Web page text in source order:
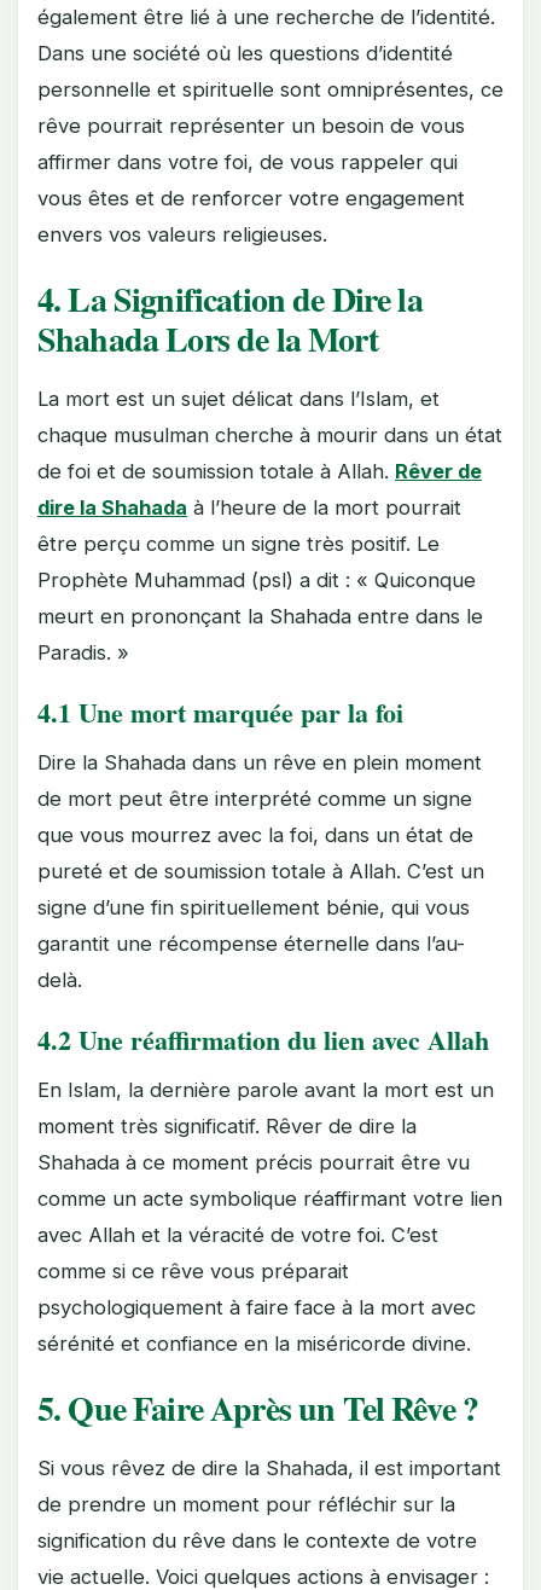
également être lié à une recherche de l’identité.
Dans une société où les questions d’identité
personnelle et spirituelle sont omniprésentes, ce
rêve pourrait représenter un besoin de vous
affirmer dans votre foi, de vous rappeler qui
vous êtes et de renforcer votre engagement
envers vos valeurs religieuses.
4. La Signification de Dire la
Shahada Lors de la Mort
La mort est un sujet délicat dans l’Islam, et
chaque musulman cherche à mourir dans un état
de foi et de soumission totale à Allah. Rêver de
dire la Shahada à l’heure de la mort pourrait
être perçu comme un signe très positif. Le
Prophète Muhammad (psl) a dit : « Quiconque
meurt en prononçant la Shahada entre dans le
Paradis. »
4.1 Une mort marquée par la foi
Dire la Shahada dans un rêve en plein moment
de mort peut être interprété comme un signe
que vous mourrez avec la foi, dans un état de
pureté et de soumission totale à Allah. C’est un
signe d’une fin spirituellement bénie, qui vous
garantit une récompense éternelle dans l’au-
delà.
4.2 Une réaffirmation du lien avec Allah
En Islam, la dernière parole avant la mort est un
moment très significatif. Rêver de dire la
Shahada à ce moment précis pourrait être vu
comme un acte symbolique réaffirmant votre lien
avec Allah et la véracité de votre foi. C’est
comme si ce rêve vous préparait
psychologiquement à faire face à la mort avec
sérénité et confiance en la miséricorde divine.
5. Que Faire Après un Tel Rêve ?
Si vous rêvez de dire la Shahada, il est important
de prendre un moment pour réfléchir sur la
signification du rêve dans le contexte de votre
vie actuelle. Voici quelques actions à envisager :